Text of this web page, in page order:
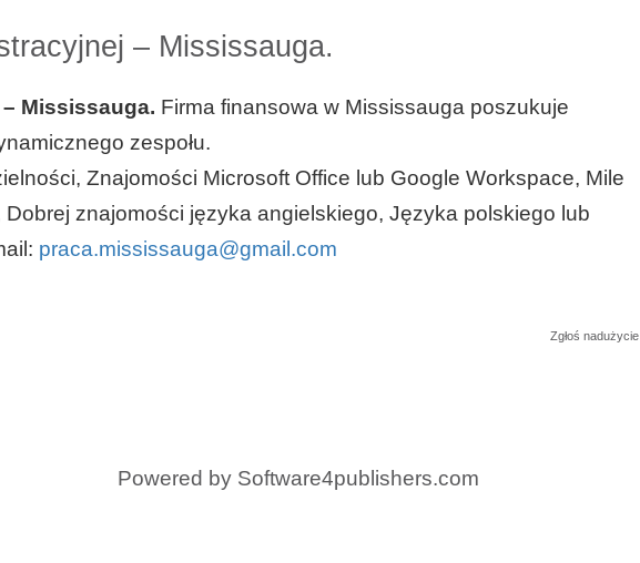
– Mississauga.
Mississauga. Firma finansowa w Mississauga poszukuje
zespołu.
Znajomości Microsoft Office lub Google Workspace, Mile
znajomości języka angielskiego, Języka polskiego lub
praca.mississauga@gmail.com
Zgłoś nadużycie
Powered by Software4publishers.com